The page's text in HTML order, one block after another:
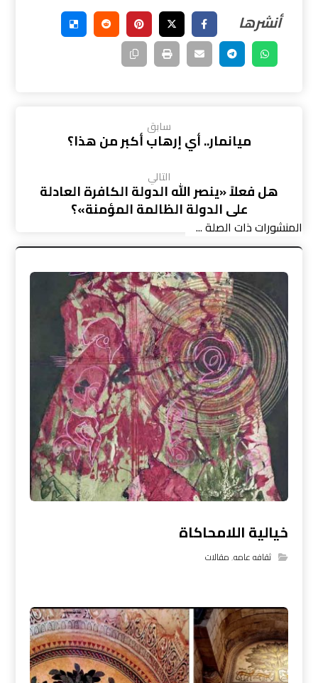
سابق
ميانمار.. أي إرهاب أكبر من هذا؟
التالي
هل فعلاً «ينصر الله الدولة الكافرة العادلة
على الدولة الظالمة المؤمنة»؟
المنشورات ذات الصلة ...
خيالية اللامحاكاة
ثقافه عامه,مقالات